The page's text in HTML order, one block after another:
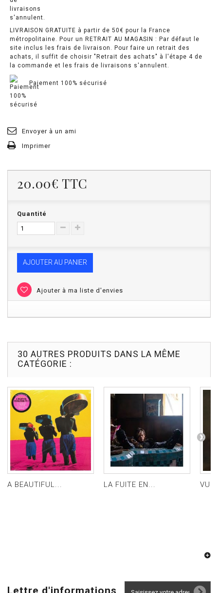
LIVRAISON GRATUITE à partir de 50€ pour la France
métropolitaine. Pour un RETRAIT AU MAGASIN : Par défaut le
site inclus les frais de livraison. Pour faire un retrait des
achats, il suffit de choisir "Retrait des achats" à l'étape 4 de
la commande et les frais de livraisons s'annulent.
Paiement 100% sécurisé
Envoyer à un ami
Imprimer
20.00€ TTC
Quantité
AJOUTER AU PANIER
Ajouter à ma liste d'envies
30 AUTRES PRODUITS DANS LA MÊME
CATÉGORIE :
A BEAUTIFUL... LA FUITE EN...
Lettre d'informations